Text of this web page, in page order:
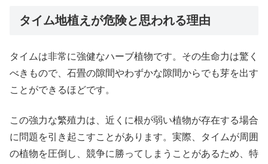
タイム地植えが危険と思われる理由
タイムは非常に強健なハーブ植物です。その生命力は驚く
べきもので、石畳の隙間やわずかな隙間からでも芽を出す
ことができるほどです。
この強力な繁殖力は、近くに根が弱い植物が存在する場合
に問題を引き起こすことがあります。実際、タイムが周囲
の植物を圧倒し、競争に勝ってしまうことがあるため、特